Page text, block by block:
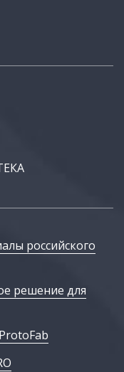
российского
решение для